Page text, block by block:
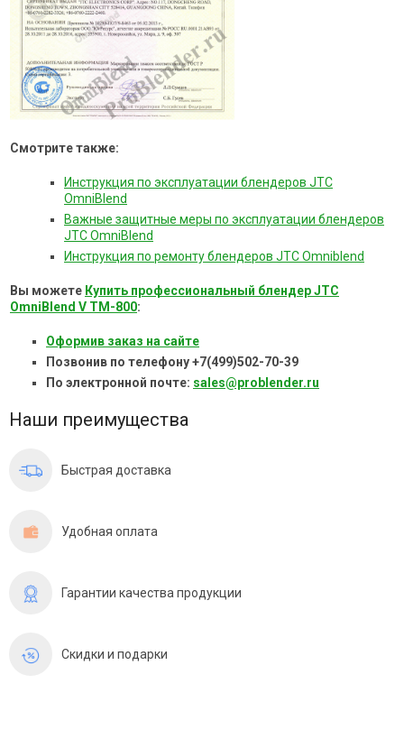
Смотрите также:
Инструкция по эксплуатации блендеров JTC
OmniBlend
Важные защитные меры по эксплуатации блендеров
JTC OmniBlend
Инструкция по ремонту блендеров JTC Omniblend
Вы можете Купить профессиональный блендер JTC
OmniBlend V TM-800:
Оформив заказ на сайте
Позвонив по телефону +7(499)502-70-39
По электронной почте: sales@problender.ru
Наши преимущества
Быстрая доставка
Удобная оплата
Гарантии качества продукции
Скидки и подарки